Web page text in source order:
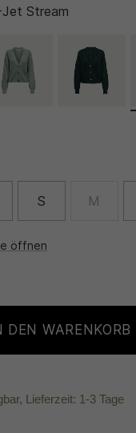
Stream
S M
öffnen
DEN WARENKORB
Lieferzeit: 1-3 Tage